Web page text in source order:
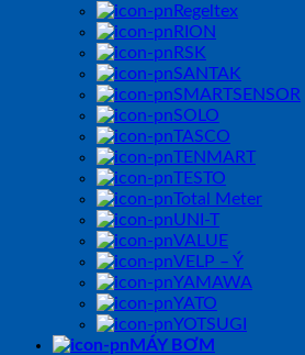
Regeltex
RION
RSK
SANTAK
SMARTSENSOR
SOLO
TASCO
TENMART
TESTO
Total Meter
UNI-T
VALUE
VELP – Ý
YAMAWA
YATO
YOTSUGI
MÁY BƠM